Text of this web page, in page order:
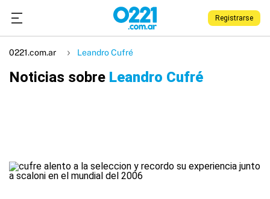
Registrarse
0221.com.ar Leandro Cufré
Noticias sobre Leandro Cufré